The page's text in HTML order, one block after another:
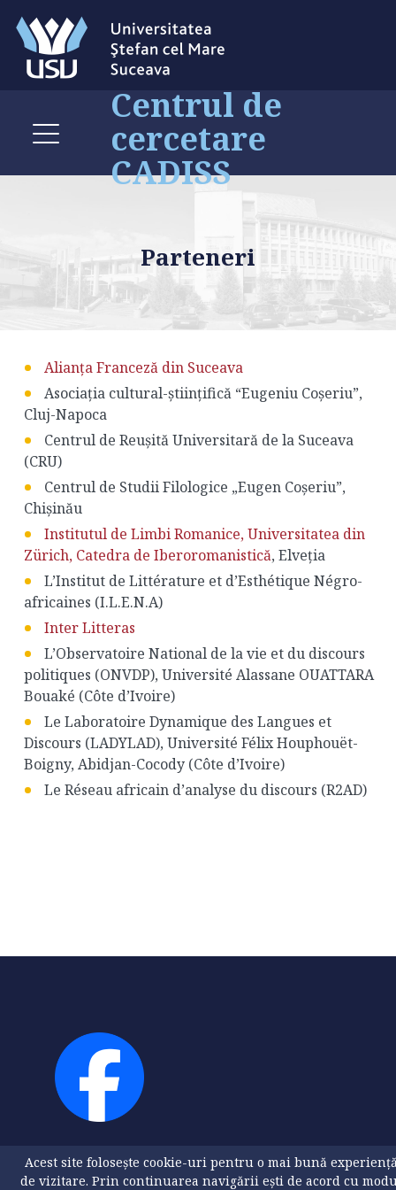
Centrul de
cercetare
CADISS
Parteneri
Alianța Franceză din Suceava
Asociația cultural-științifică “Eugeniu Coșeriu”,
Cluj-Napoca
Centrul de Reușită Universitară de la Suceava
(CRU)
Centrul de Studii Filologice „Eugen Coșeriu”,
Chișinău
Institutul de Limbi Romanice, Universitatea din
Zürich, Catedra de Iberoromanistică, Elveția
L’Institut de Littérature et d’Esthétique Négro-
africaines (I.L.E.N.A)
Inter Litteras
L’Observatoire National de la vie et du discours
politiques (ONVDP), Université Alassane OUATTARA
Bouaké (Côte d’Ivoire)
Le Laboratoire Dynamique des Langues et
Discours (LADYLAD), Université Félix Houphouët-
Boigny, Abidjan-Cocody (Côte d’Ivoire)
Le Réseau africain d’analyse du discours (R2AD)
Acest site folosește cookie-uri pentru o mai bună
de vizitare. Prin continuarea navigării ești de acord cu